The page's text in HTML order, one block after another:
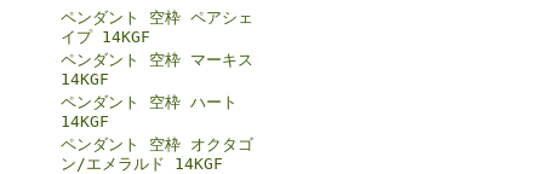
ペンダント 空枠 ペアシェ
イプ 14KGF
ペンダント 空枠 マーキス
14KGF
ペンダント 空枠 ハート
14KGF
ペンダント 空枠 オクタゴ
ン/エメラルド 14KGF